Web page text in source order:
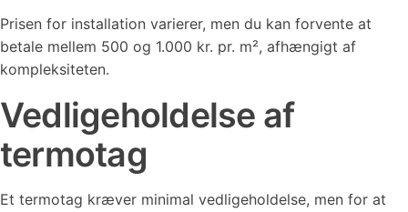
Prisen for installation varierer, men du kan forvente at
betale mellem 500 og 1.000 kr. pr. m², afhængigt af
kompleksiteten.
Vedligeholdelse af
termotag
Et termotag kræver minimal vedligeholdelse, men for at